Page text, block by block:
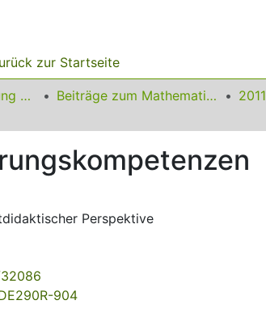
zur Startseite
Institut für Entwicklung und Erforschung des Mathematikunterrichts Beiträge zum Mathematikunterricht
2011
Perspektive
904